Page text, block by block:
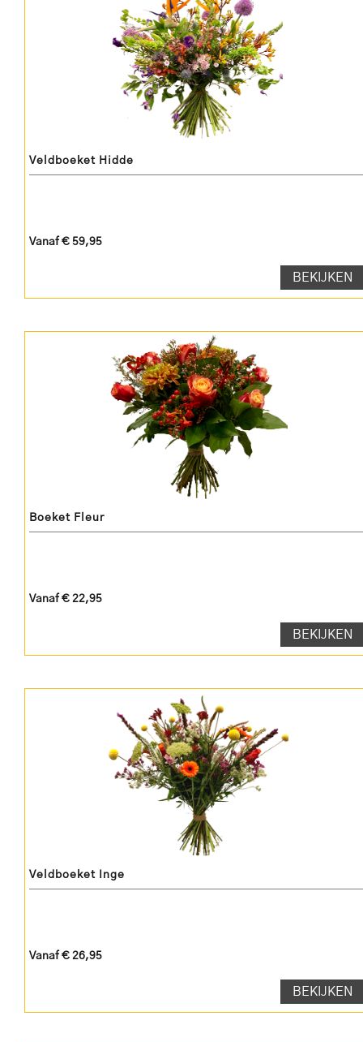
Veldboeket Hidde
Vanaf € 59,95
BEKIJKEN
Boeket Fleur
Vanaf € 22,95
BEKIJKEN
Veldboeket Inge
Vanaf € 26,95
BEKIJKEN